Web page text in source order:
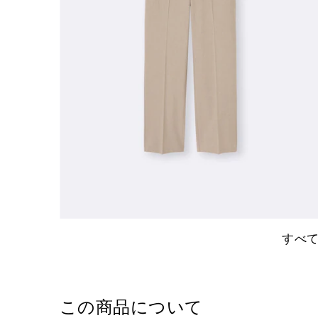
すべ
この商品について